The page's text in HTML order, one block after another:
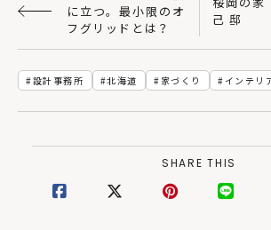
に立つ。最小限のオ
フグリッドとは？
己 邸
設計事務所 北海道 家づくり インテリ
SHARE THIS